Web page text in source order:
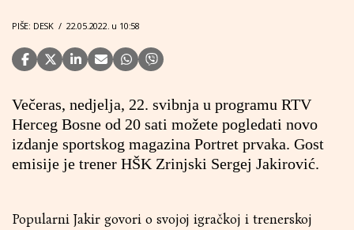
PIŠE: DESK / 22.05.2022. u 10:58
Večeras, nedjelja, 22. svibnja u programu RTV
Herceg Bosne od 20 sati možete pogledati novo
izdanje sportskog magazina Portret prvaka. Gost
emisije je trener HŠK Zrinjski Sergej Jakirović.
Popularni Jakir govori o svojoj igračkoj i trenerskoj